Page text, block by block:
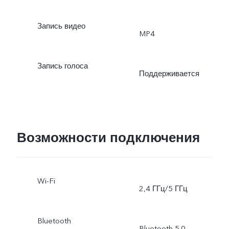
Запись видео
MP4
Запись голоса
Поддерживается
Возможности подключения
Wi-Fi
2,4 ГГц/5 ГГц
Bluetooth